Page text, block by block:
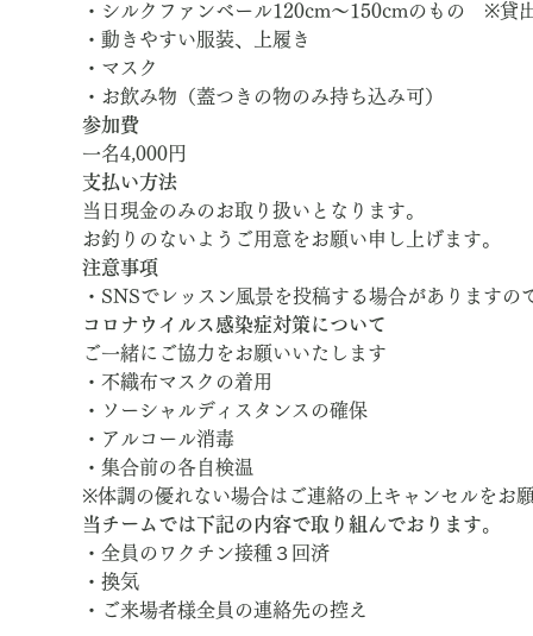
・シルクファンベール120cm～150cmのもの　※貸
・動きやすい服装、上履き
・マスク
・お飲み物（蓋つきの物のみ持ち込み可）
参加費
一名4,000円
支払い方法
当日現金のみのお取り扱いとなります。
お釣りのないようご用意をお願い申し上げます。
注意事項
・SNSでレッスン風景を投稿する場合があります
コロナウイルス感染症対策について
ご一緒にご協力をお願いいたします
・不織布マスクの着用
・ソーシャルディスタンスの確保
・アルコール消毒
・集合前の各自検温
※体調の優れない場合はご連絡の上キャンセルをお
当チームでは下記の内容で取り組んでおります。
・全員のワクチン接種３回済
・換気
・ご来場者様全員の連絡先の控え